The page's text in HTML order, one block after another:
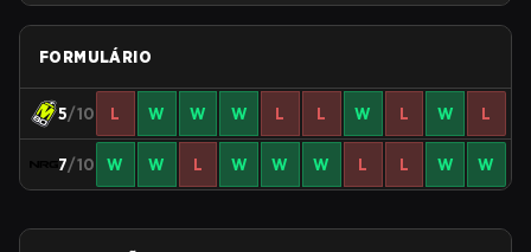
FORMULÁRIO
5/10 L W W W L L W L W L
7/10 W W L W W W L L W W